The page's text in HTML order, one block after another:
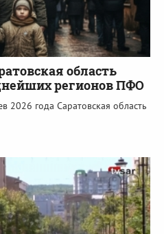
область
регионов ПФО
2026 года Саратовская область